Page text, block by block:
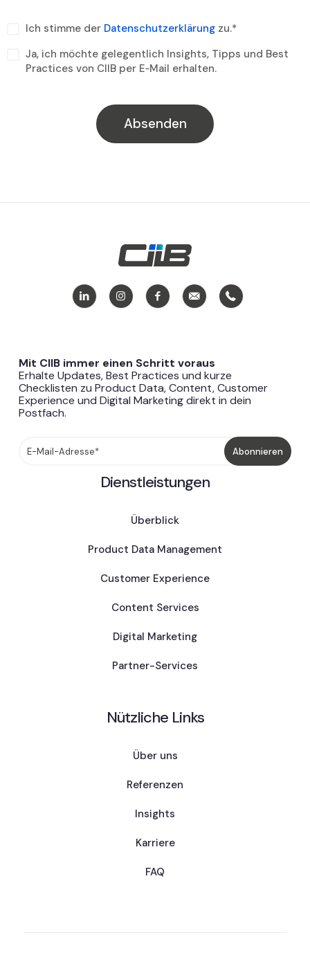
Ich stimme der Datenschutzerklärung zu.*
Ja, ich möchte gelegentlich Insights, Tipps und Best
Practices von CIIB per E‑Mail erhalten.
Mit CIIB immer einen Schritt voraus
Erhalte Updates, Best Practices und kurze
Checklisten zu Product Data, Content, Customer
Experience und Digital Marketing direkt in dein
Postfach.
Dienstleistungen
Überblick
Product Data Management
Customer Experience
Content Services
Digital Marketing
Partner-Services
Nützliche Links
Über uns
Referenzen
Insights
Karriere
FAQ